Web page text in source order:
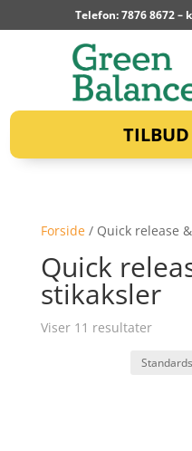
Telefon: 7876 8672 –
TILBUD
Forside/ Quick release
Quick
stikaksler
Viser 11 resultater